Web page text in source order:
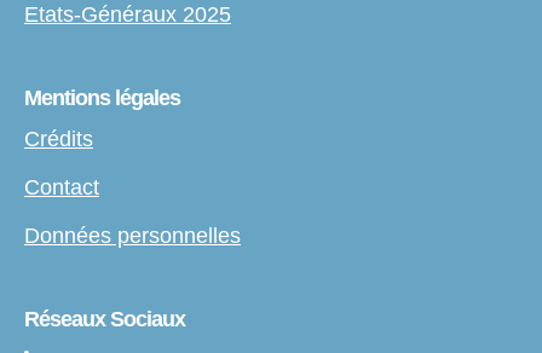
Etats-Généraux 2025
Mentions légales
Crédits
Contact
Données personnelles
Réseaux Sociaux